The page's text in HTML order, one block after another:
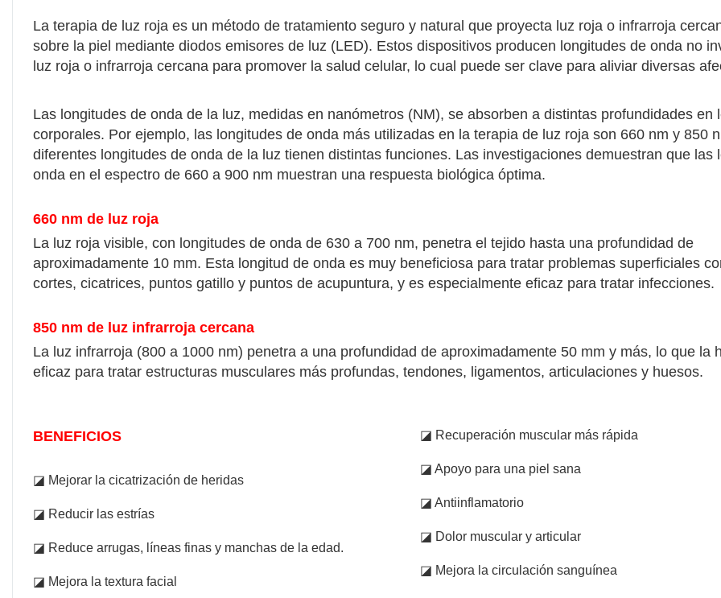
La terapia de luz roja es un método de tratamiento seguro y natural que proyecta luz roja o infrarroja
sobre la piel mediante diodos emisores de luz (LED). Estos dispositivos producen longitudes de onda no
luz roja o infrarroja cercana para promover la salud celular, lo cual puede ser clave para aliviar diversas
Las longitudes de onda de la luz, medidas en nanómetros (NM), se absorben a distintas profundidades en
corporales. Por ejemplo, las longitudes de onda más utilizadas en la terapia de luz roja son 660 nm y 850
diferentes longitudes de onda de la luz tienen distintas funciones. Las investigaciones demuestran que las
onda en el espectro de 660 a 900 nm muestran una respuesta biológica óptima.
660 nm de luz roja
La luz roja visible, con longitudes de onda de 630 a 700 nm, penetra el tejido hasta una profundidad de
aproximadamente 10 mm. Esta longitud de onda es muy beneficiosa para tratar problemas superficiales
cortes, cicatrices, puntos gatillo y puntos de acupuntura, y es especialmente eficaz para tratar infecciones.
850 nm de luz infrarroja cercana
La luz infrarroja (800 a 1000 nm) penetra a una profundidad de aproximadamente 50 mm y más, lo que la
eficaz para tratar estructuras musculares más profundas, tendones, ligamentos, articulaciones y huesos.
BENEFICIOS
◪ Mejorar la cicatrización de heridas
◪ Reducir las estrías
◪ Reduce arrugas, líneas finas y manchas de la edad.
◪ Mejora la textura facial
◪ Recuperación muscular más rápida
◪ Apoyo para una piel sana
◪ Antiinflamatorio
◪ Dolor muscular y articular
◪ Mejora la circulación sanguínea